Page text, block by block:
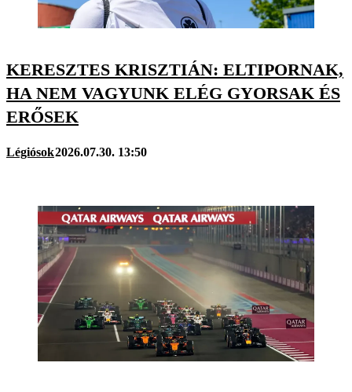
KERESZTES KRISZTIÁN: ELTIPORNAK,
HA NEM VAGYUNK ELÉG GYORSAK ÉS
ERŐSEK
Légiósok2026.07.30. 13:50